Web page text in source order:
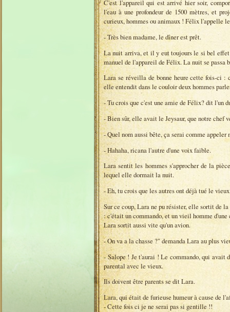
C'est l'appareil qui est arrivé hier soir,
l'eau à une profondeur de 1500 mètres, et
curieux, hommes ou animaux ! Félix l'appelle le
- Très bien madame, le dîner est prêt.
La nuit arriva, et il y eut toujours le si bel
manuel de l'appareil de Félix. La nuit se passa
Lara se réveilla de bonne heure cette fois-ci :
elle entendit dans le couloir deux hommes
- Tu crois que c'est une amie de Félix? dit l'un
- Bien sûr, elle avait le Jeysaur, que notre chef
- Quel nom aussi bête, ça serai comme
- Hahaha, ricana l'autre d'une voix faible.
Lara sentit les hommes s'approcher de la
lequel elle dormait la nuit.
- Eh, tu crois que les autres ont déjà tué le
Sur ce coup, Lara ne pu résister, elle sortit de
: c'était un commando, et un vieil homme
Lara sortit aussi vite qu'un avion.
- On va a la chasse ?" demanda Lara au plus
- Salope ! Je t'aurai ! Le commando, qui avait
parental avec le vieux.
Ils doivent être parents se dit Lara.
Lara, qui était de furieuse humeur à cause de
- Cette fois ci je ne serai pas si gentille !!